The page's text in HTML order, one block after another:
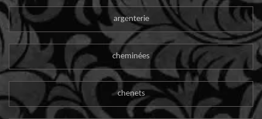
argenterie
cheminées
chenets